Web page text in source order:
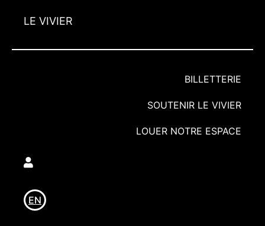
LE VIVIER
BILLETTERIE
SOUTENIR LE VIVIER
LOUER NOTRE ESPACE
Utilisateur
EN